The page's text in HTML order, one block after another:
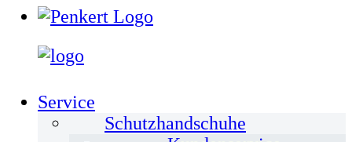
Service
Schutzhandschuhe